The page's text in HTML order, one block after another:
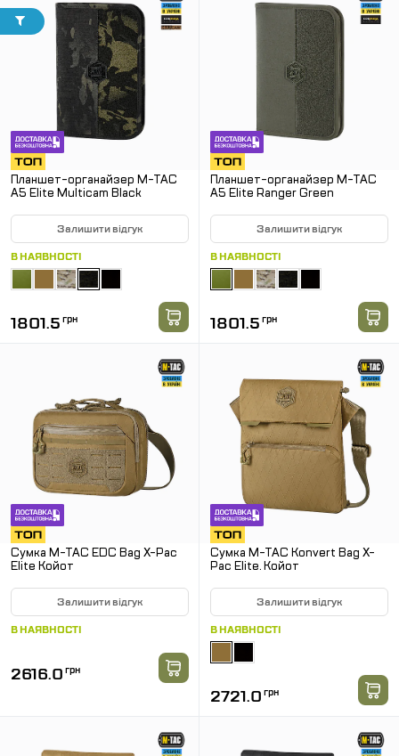
Планшет-органайзер M-TAC
А5 Elite Multicam Black
Залишити відгук
В НАЯВНОСТІ
1801.5 грн
Планшет-органайзер M-TAC
А5 Elite Ranger Green
Залишити відгук
В НАЯВНОСТІ
1801.5 грн
Сумка M-TAC EDC Bag X-Pac
Elite Койот
Залишити відгук
В НАЯВНОСТІ
2616.0 грн
Сумка M-TAC Konvert Bag X-
Pac Elite. Койот
Залишити відгук
В НАЯВНОСТІ
2721.0 грн